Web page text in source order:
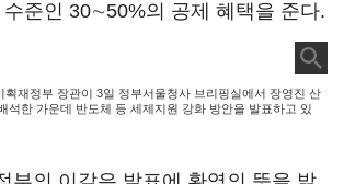
준인 30∼50%의 공제 혜택을 준다.
획재정부 장관이 3일 정부서울청사 브리핑실에서 장영진 산
석한 가운데 반도체 등 세제지원 강화 방안을 발표하고 있